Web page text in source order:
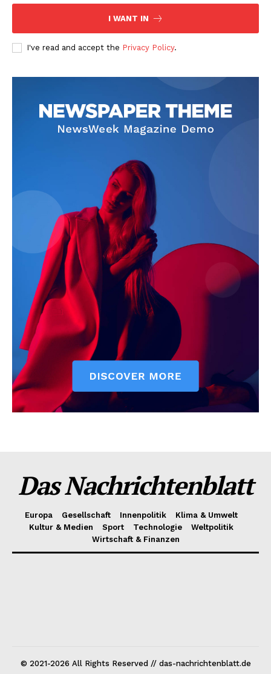
I WANT IN
I've read and accept the Privacy Policy.
Das Nachrichtenblatt
Europa Gesellschaft Innenpolitik
Klima & Umwelt
Kultur & Medien
Sport Technologie
Weltpolitik
Wirtschaft & Finanzen
© 2021-2026 All Rights Reserved // das-nachrichtenblatt.de